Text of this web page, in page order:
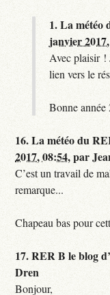
1.La météo
janvier
Avec plaisir !
lien vers le
Bonne année
16.La météo du
2017, 08:54,par
C’est un travail de
remarque...
Chapeau bas pour
17.RER B le blog
Dren
Bonjour,